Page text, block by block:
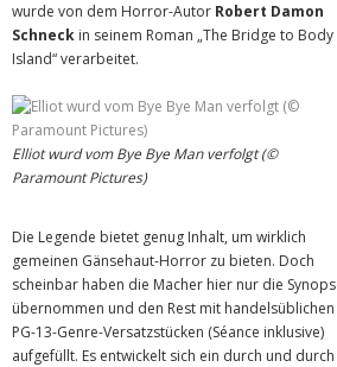
wurde von dem Horror-Autor Robert Damon
Schneck in seinem Roman „The Bridge to Body
Island“ verarbeitet.
Elliot wurd vom Bye Bye Man verfolgt (©
Paramount Pictures)
Die Legende bietet genug Inhalt, um wirklich
gemeinen Gänsehaut-Horror zu bieten. Doch
scheinbar haben die Macher hier nur die
übernommen und den Rest mit handelsüblichen
PG-13-Genre-Versatzstücken (Séance inklusive)
aufgefüllt. Es entwickelt sich ein durch und durch